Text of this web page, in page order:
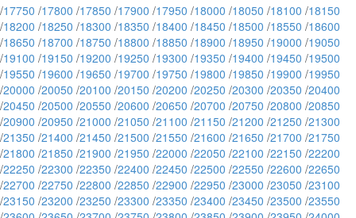
/17750 /17800 /17850 /17900 /17950 /18000 /18050 /18100 /18150
/18200 /18250 /18300 /18350 /18400 /18450 /18500 /18550 /18600
/18650 /18700 /18750 /18800 /18850 /18900 /18950 /19000 /19050
/19100 /19150 /19200 /19250 /19300 /19350 /19400 /19450 /19500
/19550 /19600 /19650 /19700 /19750 /19800 /19850 /19900 /19950
/20000 /20050 /20100 /20150 /20200 /20250 /20300 /20350 /20400
/20450 /20500 /20550 /20600 /20650 /20700 /20750 /20800 /20850
/20900 /20950 /21000 /21050 /21100 /21150 /21200 /21250 /21300
/21350 /21400 /21450 /21500 /21550 /21600 /21650 /21700 /21750
/21800 /21850 /21900 /21950 /22000 /22050 /22100 /22150 /22200
/22250 /22300 /22350 /22400 /22450 /22500 /22550 /22600 /22650
/22700 /22750 /22800 /22850 /22900 /22950 /23000 /23050 /23100
/23150 /23200 /23250 /23300 /23350 /23400 /23450 /23500 /23550